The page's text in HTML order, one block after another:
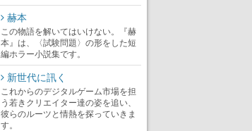
赫本
この物語を解いてはいけない。『赫
本』は、〈試験問題〉の形をした短
編ホラー小説集です。
新世代に訊く
これからのデジタルゲーム市場を担
う若きクリエイター達の姿を追い、
彼らのルーツと情熱を探っていきま
す。